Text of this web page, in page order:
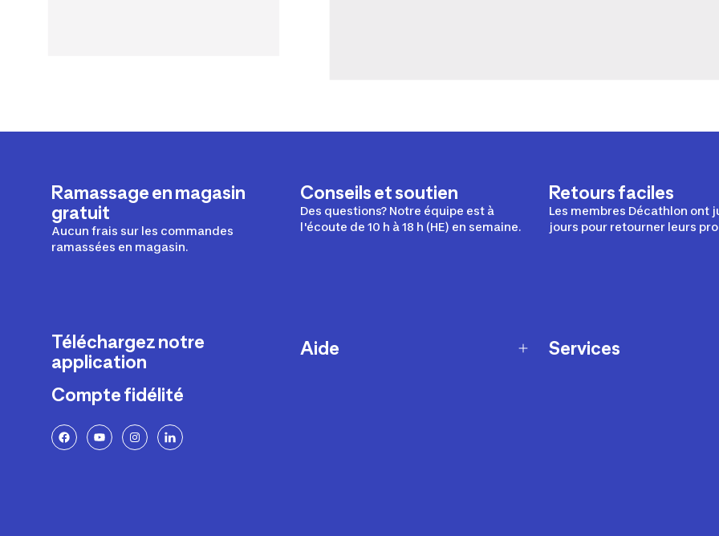
Ramassage en magasin
gratuit
Aucun frais sur les commandes
ramassées en magasin.
Conseils et soutien
Des questions? Notre équipe est à
l'écoute de 10 h à 18 h (HE) en semaine.
Retours faciles
Les membres Décathlon ont
jours pour retourner leurs
Téléchargez notre
application
Compte fidélité
Aide Services